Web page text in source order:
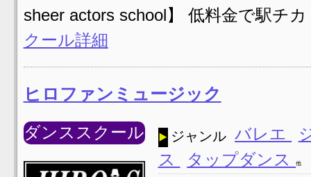
sheer actors school】 低料金で駅チ
クール詳細
ヒロファンミュージック
ダンススクール ジャンル バレエ
ス
タップダンス他